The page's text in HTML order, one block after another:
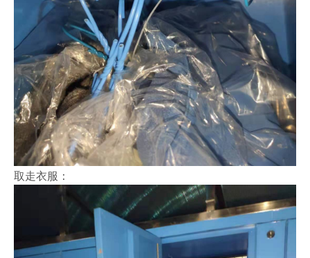
取走衣服：